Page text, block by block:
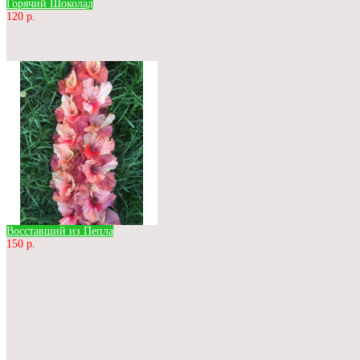
Горячий Шоколад
120 р.
Восставший из Пепла
150 р.